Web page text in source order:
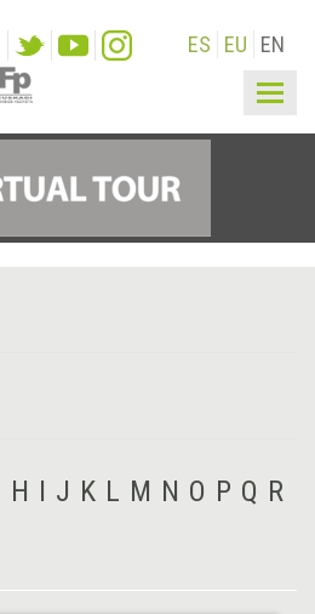
ES EU EN
H I J K L M N O P Q R